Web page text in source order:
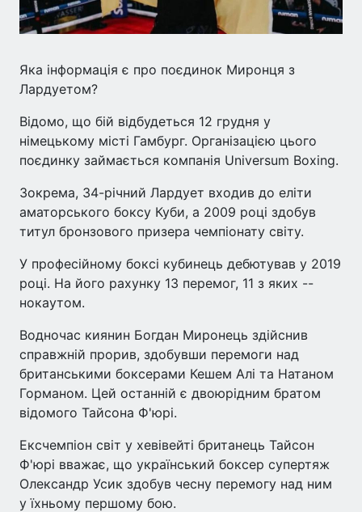
Яка інформація є про поєдинок Миронця з
Лардуетом?
Відомо, що бій відбудеться 12 грудня у
німецькому місті Гамбург. Організацією цього
поєдинку займається компанія Universum Boxing.
Зокрема, 34-річний Лардует входив до еліти
аматорського боксу Куби, а 2009 році здобув
титул бронзового призера чемпіонату світу.
У професійному боксі кубинець дебютував у 2019
році. На його рахунку 13 перемог, 11 з яких --
нокаутом.
Водночас киянин Богдан Миронець здійснив
справжній прорив, здобувши перемоги над
британськими боксерами Кешем Алі та Натаном
Горманом. Цей останній є двоюрідним братом
відомого Тайсона Ф'юрі.
Ексчемпіон світ у хевівейті британець Тайсон
Ф'юрі вважає, що український боксер супертяж
Олександр Усик здобув чесну перемогу над ним
у їхньому першому бою.